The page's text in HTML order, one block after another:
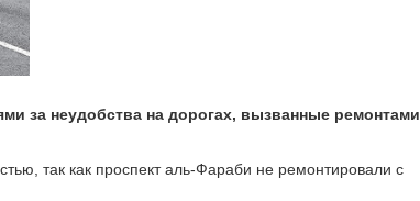
за неудобства на дорогах, вызванные ремонтами
так как проспект аль-Фараби не ремонтировали с